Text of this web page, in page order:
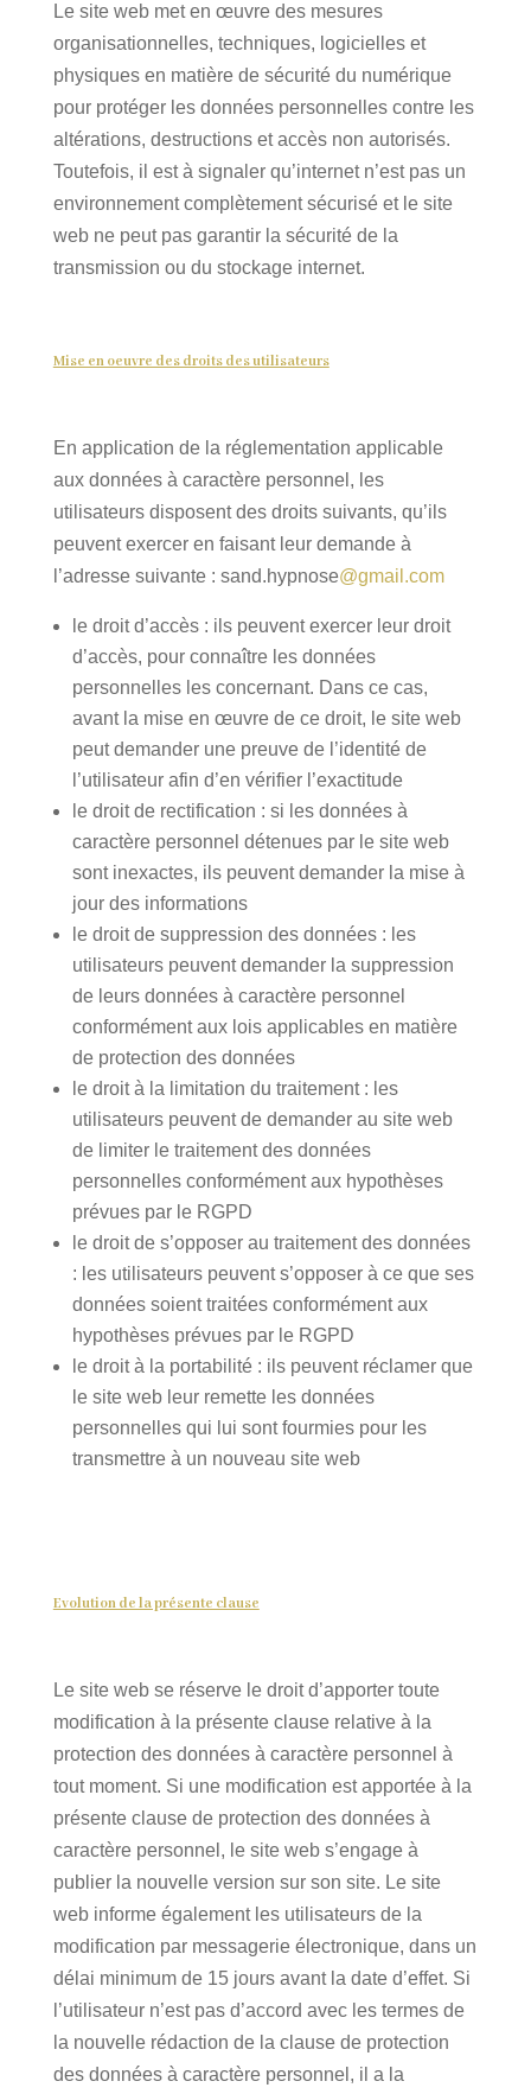
Le site web met en œuvre des mesures
organisationnelles, techniques, logicielles et
physiques en matière de sécurité du numérique
pour protéger les données personnelles contre les
altérations, destructions et accès non autorisés.
Toutefois, il est à signaler qu’internet n’est pas un
environnement complètement sécurisé et le site
web ne peut pas garantir la sécurité de la
transmission ou du stockage internet.
Mise en oeuvre des droits des utilisateurs
En application de la réglementation applicable
aux données à caractère personnel, les
utilisateurs disposent des droits suivants, qu’ils
peuvent exercer en faisant leur demande à
l’adresse suivante : sand.hypnose@gmail.com
le droit d’accès : ils peuvent exercer leur droit
d’accès, pour connaître les données
personnelles les concernant. Dans ce cas,
avant la mise en œuvre de ce droit, le site web
peut demander une preuve de l’identité de
l’utilisateur afin d’en vérifier l’exactitude
le droit de rectification : si les données à
caractère personnel détenues par le site web
sont inexactes, ils peuvent demander la mise à
jour des informations
le droit de suppression des données : les
utilisateurs peuvent demander la suppression
de leurs données à caractère personnel
conformément aux lois applicables en matière
de protection des données
le droit à la limitation du traitement : les
utilisateurs peuvent de demander au site web
de limiter le traitement des données
personnelles conformément aux hypothèses
prévues par le RGPD
le droit de s’opposer au traitement des données
: les utilisateurs peuvent s’opposer à ce que ses
données soient traitées conformément aux
hypothèses prévues par le RGPD
le droit à la portabilité : ils peuvent réclamer que
le site web leur remette les données
personnelles qui lui sont fourmies pour les
transmettre à un nouveau site web
Evolution de la présente clause
Le site web se réserve le droit d’apporter toute
modification à la présente clause relative à la
protection des données à caractère personnel à
tout moment. Si une modification est apportée à la
présente clause de protection des données à
caractère personnel, le site web s’engage à
publier la nouvelle version sur son site. Le site
web informe également les utilisateurs de la
modification par messagerie électronique, dans un
délai minimum de 15 jours avant la date d’effet. Si
l’utilisateur n’est pas d’accord avec les termes de
la nouvelle rédaction de la clause de protection
des données à caractère personnel, il a la